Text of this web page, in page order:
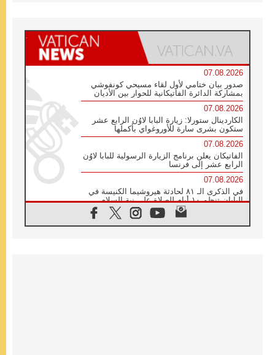
07.08.2026
صدور بيان ختامي لأول لقاء مسيحي كونفوشي
بمشاركة الدائرة الفاتيكانية للحوار بين الأديان
07.08.2026
الكاردينال ستورلا: زيارة البابا لاوُن الرابع عشر
ستكون بشرى سارة للأوروغواي بأكملها
07.08.2026
الفاتيكان يعلن برنامج الزيارة الرسولية للبابا لاوُن
الرابع عشر إلى فرنسا
07.08.2026
في الذكرى الـ ٨١ لحادثة هيروشيما الكنيسة في
اليابان تنظم ١٠ أيام للصلاة على نية السلام
الكنيسة في الأوروغواي: زيارة البابا ستعزز